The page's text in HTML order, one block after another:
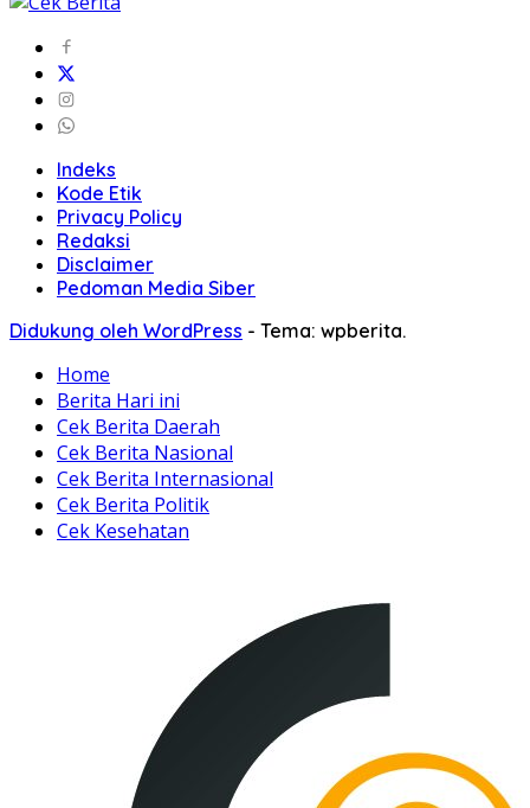
Indeks
Kode Etik
Privacy Policy
Redaksi
Disclaimer
Pedoman Media Siber
Didukung oleh WordPress - Tema: wpberita.
Home
Berita Hari ini
Cek Berita Daerah
Cek Berita Nasional
Cek Berita Internasional
Cek Berita Politik
Cek Kesehatan